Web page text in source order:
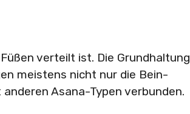
verteilt ist. Die Grundhaltung
meistens nicht nur die Bein-
Asana-Typen verbunden.